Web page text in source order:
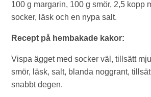
100 g margarin, 100 g smör, 2,5 kopp
socker, läsk och en nypa salt.
Recept på hembakade kakor:
Vispa ägget med socker väl, tillsätt
smör, läsk, salt, blanda noggrant,
snabbt degen.